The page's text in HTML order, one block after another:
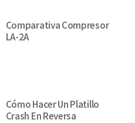
Comparativa Compresor
LA-2A
Cómo Hacer Un Platillo
Crash En Reversa